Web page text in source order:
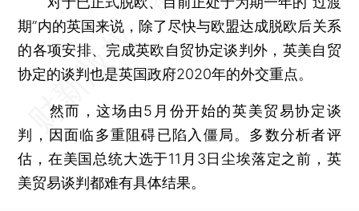
期”内的英国来说，除了尽快与欧盟达成脱欧后关系
的各项安排、完成英欧自贸协定谈判外，英美自贸
协定的谈判也是英国政府2020年的外交重点。
然而，这场由5月份开始的英美贸易协定谈
判，因面临多重阻碍已陷入僵局。多数分析者评
估，在美国总统大选于11月3日尘埃落定之前，英
美贸易谈判都难有具体结果。